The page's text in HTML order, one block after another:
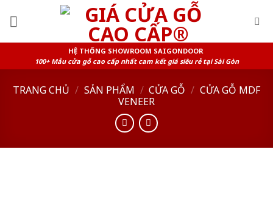
HỆ THỐNG SHOWROOM SAIGONDOOR
100+ Mẫu cửa gỗ cao cấp nhất cam kết giá siêu rẻ tại Sài Gòn
TRANG CHỦ / SẢN PHẨM / CỬA GỖ / CỬA GỖ MDF
VENEER